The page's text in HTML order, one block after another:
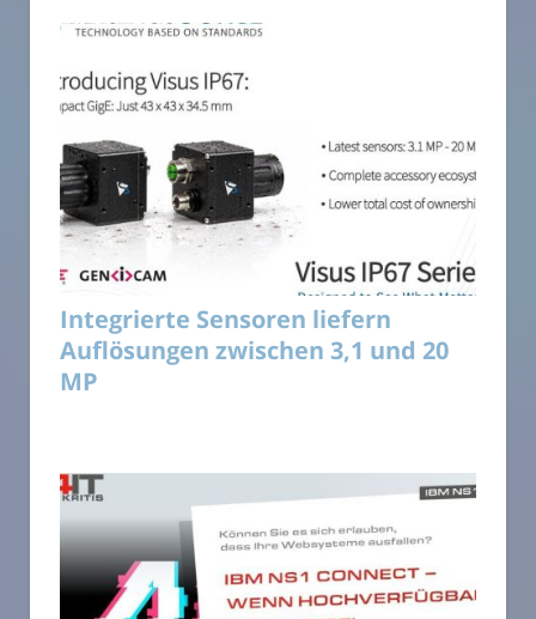
Integrierte Sensoren liefern
Auflösungen zwischen 3,1 und 20
MP